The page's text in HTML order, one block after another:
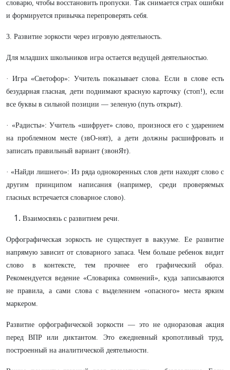
словарю, чтобы восстановить пропуски. Так снимается страх ошибки
и формируется привычка перепроверять себя.
3. Развитие зоркости через игровую деятельность.
Для младших школьников игра остается ведущей деятельностью.
· Игра «Светофор»: Учитель показывает слова. Если в слове есть
безударная гласная, дети поднимают красную карточку (стоп!), если
все буквы в сильной позиции — зеленую (путь открыт).
· «Радисты»: Учитель «шифрует» слово, произнося его с ударением
на проблемном месте (звО-нят), а дети должны расшифровать и
записать правильный вариант (звонЯт).
· «Найди лишнего»: Из ряда однокоренных слов дети находят слово с
другим принципом написания (например, среди проверяемых
гласных встречается словарное слово).
Взаимосвязь с развитием речи.
Орфографическая зоркость не существует в вакууме. Ее развитие
напрямую зависит от словарного запаса. Чем больше ребенок видит
слово в контексте, тем прочнее его графический образ.
Рекомендуется ведение «Словарика сомнений», куда записываются
не правила, а сами слова с выделением «опасного» места ярким
маркером.
Развитие орфографической зоркости — это не одноразовая акция
перед ВПР или диктантом. Это ежедневный кропотливый труд,
построенный на аналитической деятельности.